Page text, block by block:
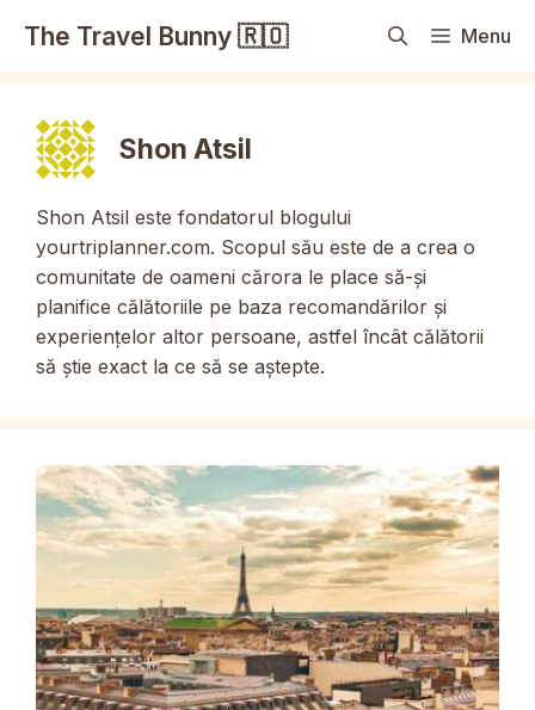
The Travel Bunny 🇷🇴 Menu
Shon Atsil
Shon Atsil este fondatorul blogului
yourtriplanner.com. Scopul său este de a crea o
comunitate de oameni cărora le place să-și
planifice călătoriile pe baza recomandărilor și
experiențelor altor persoane, astfel încât călătorii
să știe exact la ce să se aștepte.